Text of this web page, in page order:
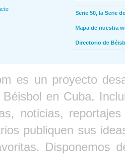
Serie 50, la Serie
Mapa de nuestra
Directorio de
es un proyecto
en Cuba.
noticias,
publiquen sus
Disponemos